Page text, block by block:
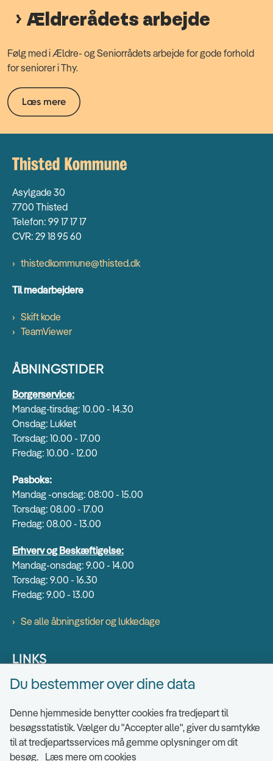
Ældrerådets arbejde
Følg med i Ældre- og Seniorrådets arbejde for gode forhold
for seniorer i Thy.
Læs mere
Asylgade 30
7700 Thisted
Telefon: 99 17 17 17
CVR: 29 18 95 60
thistedkommune@thisted.dk
Til medarbejdere
Skift kode
TeamViewer
ÅBNINGSTIDER
Borgerservice:
Mandag-tirsdag: 10.00 - 14.30
Onsdag: Lukket
Torsdag: 10.00 - 17.00
Fredag: 10.00 - 12.00
Pasboks:
Mandag -onsdag: 08:00 - 15.00
Torsdag: 08.00 - 17.00
Fredag: 08.00 - 13.00
Erhverv og Beskæftigelse:
Mandag-onsdag: 9.00 - 14.00
Torsdag: 9.00 - 16.30
Fredag: 9.00 - 13.00
Se alle åbningstider og lukkedage
LINKS
Find EAN numre
Send sikkert
Tilgængelighedserklæring
Cookies
Du bestemmer over dine data
Denne hjemmeside benytter cookies fra tredjepart til
besøgsstatistik. Vælger du "Accepter alle", giver du samtykke
til at tredjepartsservices må gemme oplysninger om dit
besøg. Læs mere om cookies